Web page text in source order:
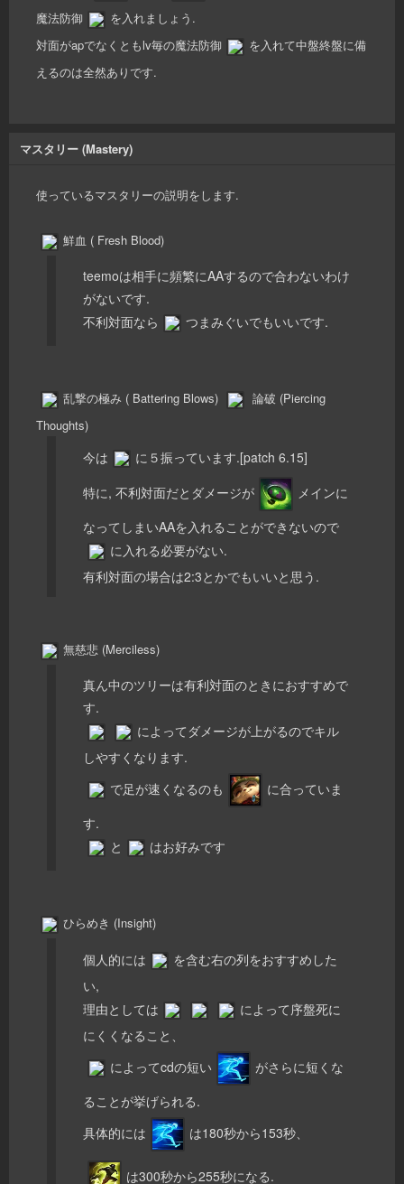
魔法防御
を入れましょう.
対面がapでなくともlv毎の魔法防御
を入れて中盤終盤に備
えるのは全然ありです.
マスタリー (Mastery)
使っているマスタリーの説明をします.
鮮血 ( Fresh Blood)
teemoは相手に頻繁にAAするので合わないわけ
がないです.
不利対面なら
つまみぐいでもいいです.
乱撃の極み ( Battering Blows)
論破 (Piercing
Thoughts)
今は
に５振っています.[patch 6.15]
特に, 不利対面だとダメージが
メインに
なってしまいAAを入れることができないので
に入れる必要がない.
有利対面の場合は2:3とかでもいいと思う.
無慈悲 (Merciless)
真ん中のツリーは有利対面のときにおすすめで
す.
によってダメージが上がるのでキル
しやすくなります.
で足が速くなるのも
に合っていま
す.
と
はお好みです
ひらめき (Insight)
個人的には
を含む右の列をおすすめした
い,
理由としては
によって序盤死に
にくくなること、
によってcdの短い
がさらに短くな
ることが挙げられる.
具体的には
は180秒から153秒、
は300秒から255秒になる.